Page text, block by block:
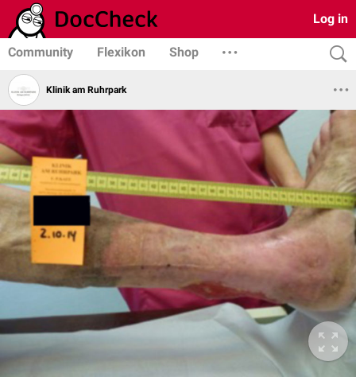
Log in
Community Flexikon Shop
Klinik am Ruhrpark